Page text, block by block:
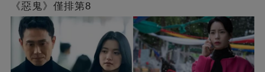
《惡鬼》僅排第8